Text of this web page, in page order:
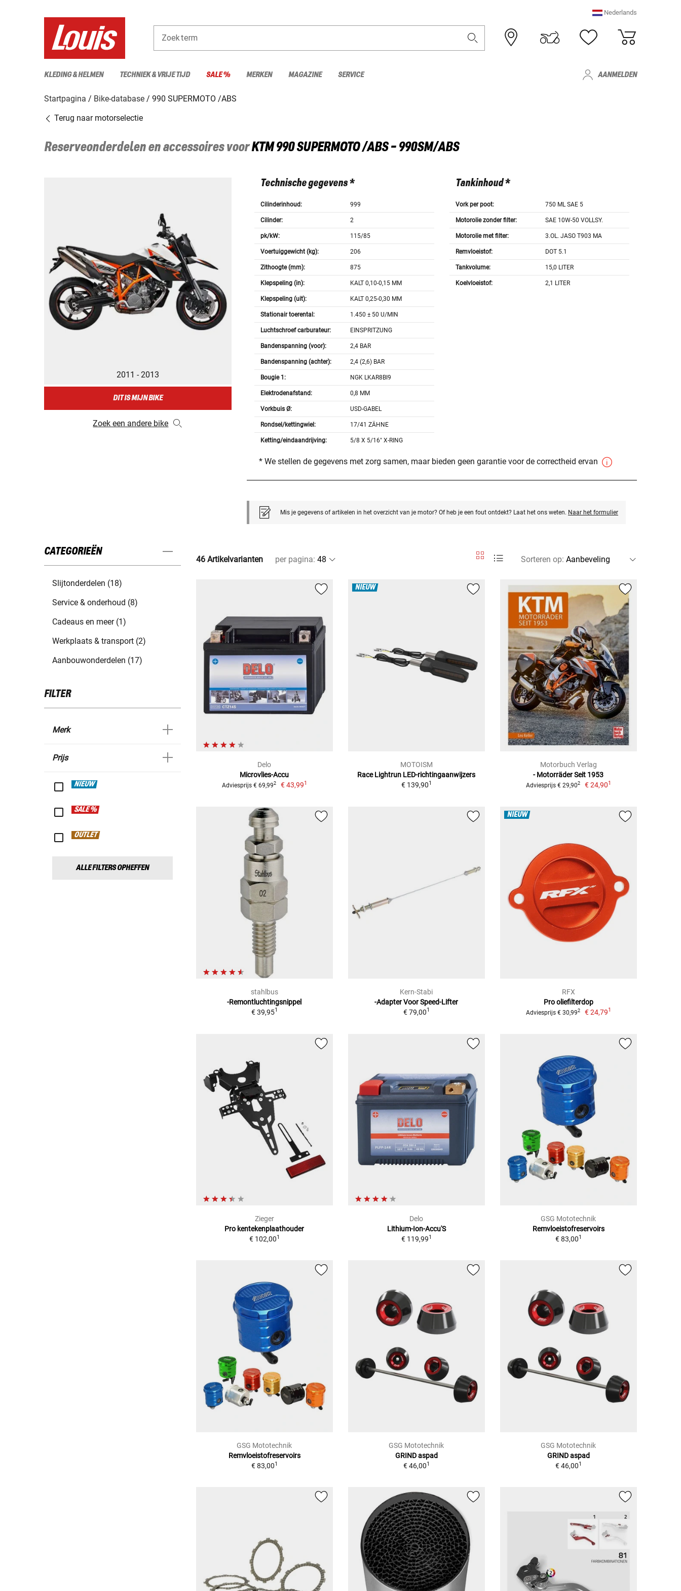
Nederlands
Zoekterm
KLEDING & HELMEN TECHNIEK & VRIJE TIJD SALE % MERKEN MAGAZINE SERVICE AANMELDEN
Startpagina Bike-database
990 SUPERMOTO /ABS
Terug naar motorselectie
Reserveonderdelen en accessoires voorKTM 990 SUPERMOTO /ABS - 990SM/ABS
2011 - 2013
DIT IS MIJN BIKE
Zoek een andere bike
Technische gegevens *
Cilinderinhoud: 999
Cilinder: 2
pk/kW: 115/85
Voertuiggewicht (kg): 206
Zithoogte (mm): 875
Klepspeling (in): KALT 0,10-0,15 MM
Klepspeling (uit): KALT 0,25-0,30 MM
Stationair toerental: 1.450 ± 50 U/MIN
Luchtschroef carburateur: EINSPRITZUNG
Bandenspanning (voor): 2,4 BAR
Bandenspanning (achter): 2,4 (2,6) BAR
Bougie 1: NGK LKAR8BI9
Elektrodenafstand: 0,8 MM
Vorkbuis Ø: USD-GABEL
Rondsel/kettingwiel: 17/41 ZÄHNE
Ketting/eindaandrijving: 5/8 X 5/16" X-RING
Tankinhoud *
Vork per poot: 750 ML SAE 5
Motorolie zonder filter: SAE 10W-50 VOLLSY.
Motorolie met filter: 3.OL. JASO T903 MA
Remvloeistof: DOT 5.1
Tankvolume: 15,0 LITER
Koelvloeistof: 2,1 LITER
* We stellen de gegevens met zorg samen, maar bieden geen garantie voor de correctheid ervan
Mis je gegevens of artikelen in het overzicht van je motor? Of heb je een fout ontdekt? Laat het ons weten. Naar het formulier
CATEGORIEËN
Slijtonderdelen (18)
Service & onderhoud (8)
Cadeaus en meer (1)
Werkplaats & transport (2)
Aanbouwonderdelen (17)
FILTER
Merk
Prijs
NIEUW
SALE %
OUTLET
ALLE FILTERS OPHEFFEN
46 Artikelvarianten per pagina: Sorteren op:
Delo
Microvlies-Accu
Adviesprijs € 69,992 € 43,991
NIEUW
MOTOISM
Race Lightrun LED-richtingaanwijzers
€ 139,901
Motorbuch Verlag
- Motorräder Seit 1953
Adviesprijs € 29,902 € 24,901
stahlbus
-Remontluchtingsnippel
€ 39,951
Kern-Stabi
-Adapter Voor Speed-Lifter
€ 79,001
NIEUW
RFX
Pro oliefilterdop
Adviesprijs € 30,992 € 24,791
Zieger
Pro kentekenplaathouder
€ 102,001
Delo
Lithium-Ion-Accu'S
€ 119,991
GSG Mototechnik
Remvloeistofreservoirs
€ 83,001
GSG Mototechnik
Remvloeistofreservoirs
€ 83,001
GSG Mototechnik
GRIND aspad
€ 46,001
GSG Mototechnik
GRIND aspad
€ 46,001